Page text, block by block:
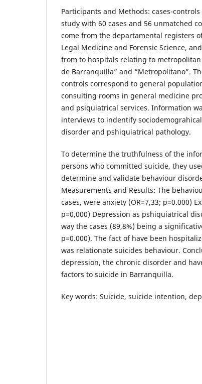
Participants and Methods: cases-
study with 60 cases and 56 unmatched
come from the departamental registers
Legal Medicine and Forensic Science,
from to hospitals relating to
de Barranquilla” and “Metropolitano”.
controls correspond to general
consulting rooms in general medicine
and psiquiatrical services. Information
interviews to indentify
disorder and pshiquiatrical pathology.
To determine the truthfulness of the
persons who committed suicide, they
determine and validate behaviour
Measurements and Results: The
cases, were anxiety (OR=7,33; p=0.000)
p=0,000) Depression as pshiquiatrical
way the cases (89,8%) being a
p=0.000). The fact of have been
was relationate suicides behaviour.
depression, the chronic disorder and
factors to suicide in Barranquilla.
Key words: Suicide, suicide intention,